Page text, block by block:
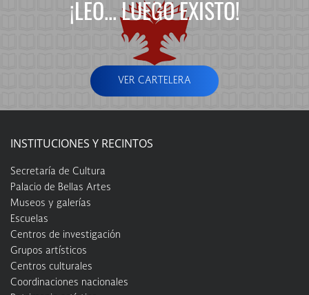
¡LEO... LUEGO EXISTO!
VER CARTELERA
INSTITUCIONES Y RECINTOS
Secretaría de Cultura
Palacio de Bellas Artes
Museos y galerías
Escuelas
Centros de investigación
Grupos artísticos
Centros culturales
Coordinaciones nacionales